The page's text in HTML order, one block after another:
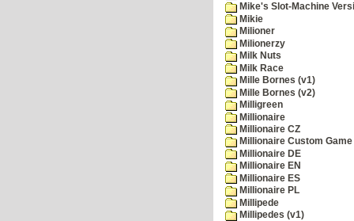
Mike's Slot-Machine
Mikie
Milioner
Milionerzy
Milk Nuts
Milk Race
Mille Bornes (v1)
Mille Bornes (v2)
Milligreen
Millionaire
Millionaire CZ
Millionaire Custom
Millionaire DE
Millionaire EN
Millionaire ES
Millionaire PL
Millipede
Millipedes (v1)